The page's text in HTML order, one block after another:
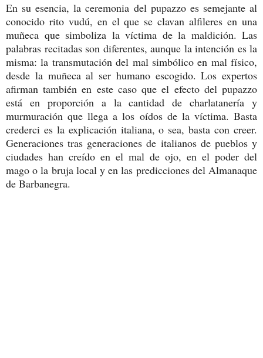
En su esencia, la ceremonia del pupazzo es semejante al
conocido rito vudú, en el que se clavan alfileres en una
muñeca que simboliza la víctima de la maldición. Las
palabras recitadas son diferentes, aunque la intención es la
misma: la transmutación del mal simbólico en mal físico,
desde la muñeca al ser humano escogido. Los expertos
afirman también en este caso que el efecto del pupazzo
está en proporción a la cantidad de charlatanería y
murmuración que llega a los oídos de la víctima. Basta
crederci es la explicación italiana, o sea, basta con creer.
Generaciones tras generaciones de italianos de pueblos y
ciudades han creído en el mal de ojo, en el poder del
mago o la bruja local y en las predicciones del Almanaque
de Barbanegra.